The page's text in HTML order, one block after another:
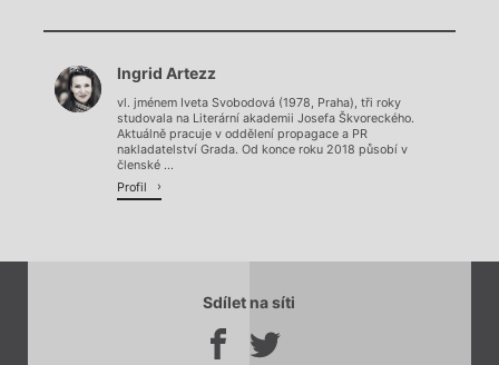
Chviličku.
Načítá se.
Ingrid Artezz
vl. jménem Iveta Svobodová (1978, Praha), tři roky
studovala na Literární akademii Josefa Škvoreckého.
Aktuálně pracuje v oddělení propagace a PR
nakladatelství Grada. Od konce roku 2018 působí v
členské ...
Profil
Sdílet na síti